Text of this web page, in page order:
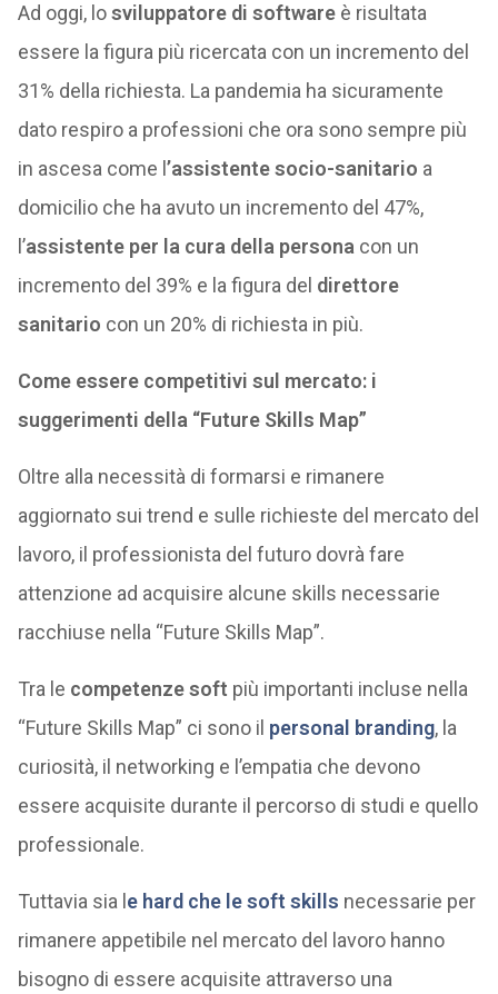
Ad oggi, losviluppatore di softwareè risultata
essere la figura più ricercata con un incremento del
31% della richiesta. La pandemia ha sicuramente
dato respiro a professioni che ora sono sempre più
in ascesa come l ’assistente socio-sanitario a
domicilio che ha avuto un incremento del 47%,
l’assistente per la cura della persona con un
incremento del 39% e la figura del direttore
sanitario con un 20% di richiesta in più.
Come essere competitivi sul mercato: i
suggerimenti della “Future Skills Map”
Oltre alla necessità di formarsi e rimanere
aggiornato sui trend e sulle richieste del mercato del
lavoro, il professionista del futuro dovrà fare
attenzione ad acquisire alcune skills necessarie
racchiuse nella “Future Skills Map”.
Tra le competenze soft più importanti incluse nella
“Future Skills Map” ci sono il personal branding, la
curiosità, il networking e l’empatia che devono
essere acquisite durante il percorso di studi e quello
professionale.
Tuttavia sia l e hard che le soft skills necessarie per
rimanere appetibile nel mercato del lavoro hanno
bisogno di essere acquisite attraverso una